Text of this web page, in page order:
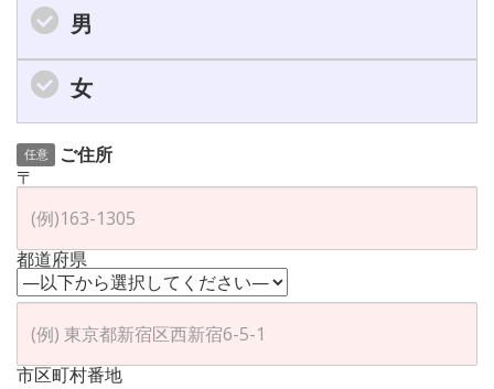
男
女
任意
ご住所
〒
都道府県
市区町村番地